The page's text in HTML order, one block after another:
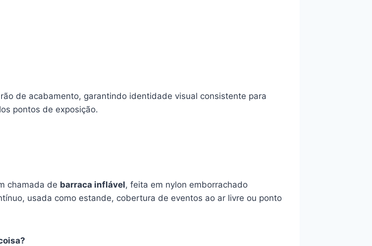
de acabamento, garantindo identidade visual consistente para
pontos de exposição.
chamada de barraca inflável, feita em nylon emborrachado
usada como estande, cobertura de eventos ao ar livre ou ponto